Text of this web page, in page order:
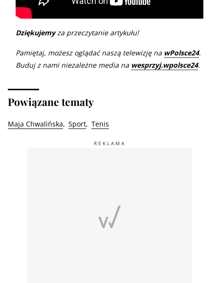
Dziękujemyza przeczytanie artykułu!
Pamiętaj, możesz oglądać naszą telewizję na wPolsce24.
Buduj z nami niezależne media na wesprzyj.wpolsce24.
Powiązane tematy
Maja Chwalińska Sport Tenis